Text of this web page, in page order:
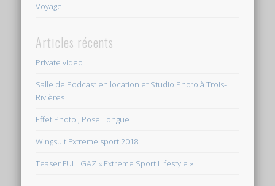
Voyage
Articles récents
Private video
Salle de Podcast en location et Studio Photo à Trois-
Rivières
Effet Photo , Pose Longue
Wingsuit Extreme sport 2018
Teaser FULLGAZ « Extreme Sport Lifestyle »